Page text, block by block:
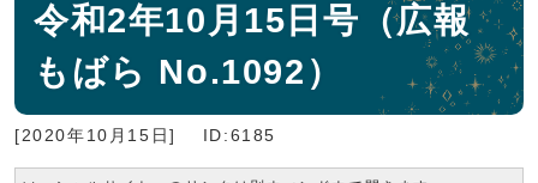
令和2年10月15日号（広報
もばら No.1092）
[2020年10月15日] ID:6185